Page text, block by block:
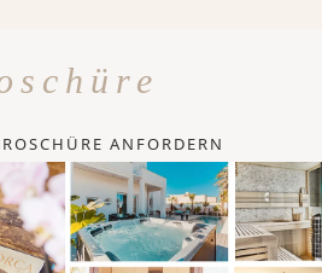
ANFORDERN